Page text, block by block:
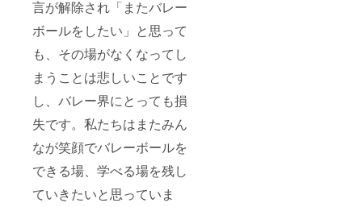
言が解除され「またバレー
ボールをしたい」と思って
も、その場がなくなってし
まうことは悲しいことです
し、バレー界にとっても損
失です。私たちはまたみん
なが笑顔でバレーボールを
できる場、学べる場を残し
ていきたいと思っていま